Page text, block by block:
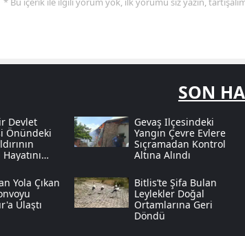
SON
Devlet
Önündeki
Gevaş Ilçesindeki
Yangın Çevre Evlere
Sıçramadan Kontrol
Altına Alındı
Yola Çıkan
Ulaştı
Bitlis’te Şifa Bulan
Leylekler Doğal
Ortamlarına Geri
Döndü